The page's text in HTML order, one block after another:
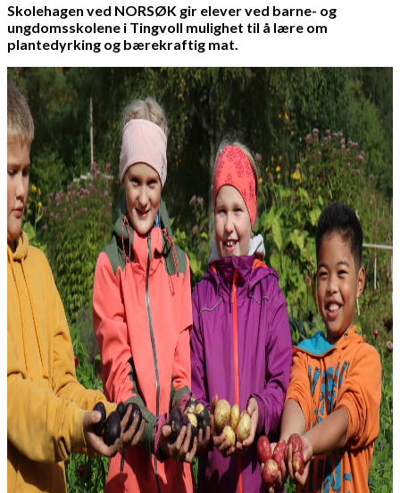
Skolehagen ved NORSØK gir elever ved barne- og
ungdomsskolene i Tingvoll mulighet til å lære om
plantedyrking og bærekraftig mat.